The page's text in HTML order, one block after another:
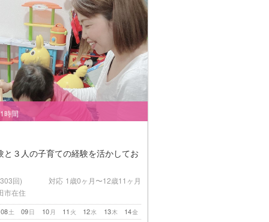
時間
と３人の子育ての経験を活かしてお
回) 対応 1歳0ヶ月〜12歳11ヶ月
市在住
土
08 日
09 月
10 火
11 水
12 木
13 金
14